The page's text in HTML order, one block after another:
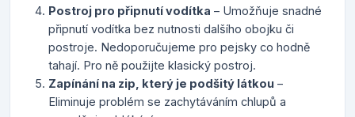
Postroj pro připnutí vodítka – Umožňuje snadné
připnutí vodítka bez nutnosti dalšího obojku či
postroje. Nedoporučujeme pro pejsky co hodně
tahají. Pro ně použijte klasický postroj.
Zapínání na zip, který je podšitý látkou –
Eliminuje problém se zachytáváním chlupů a